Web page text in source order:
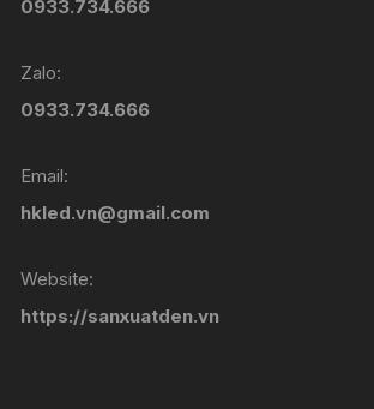
0933.734.666
Zalo:
0933.734.666
Email:
hkled.vn@gmail.com
Website:
https://sanxuatden.vn